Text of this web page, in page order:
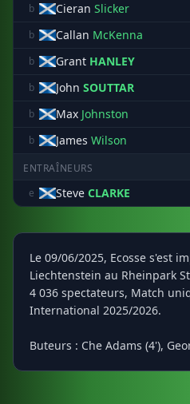
b
Cieran Slicker
b Callan McKenna
b Grant HANLEY
b John SOUTTAR
b Max Johnston
b James Wilson
ENTRAÎNEURS
e
Steve CLARKE
Le 09/06/2025, Ecosse s'est
Liechtenstein au Rheinpark
4 036 spectateurs, Match
International 2025/2026.
Buteurs : Che Adams (4'),